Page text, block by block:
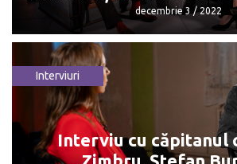
decembrie 3 / 2022
VIDEO// Interviu cu
fondatorul
decembrie 3 / 2022
Interviuri
Interviu cu căpitanul